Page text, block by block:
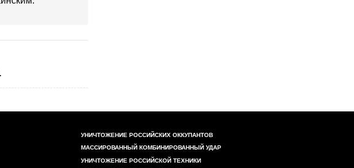
УНИЧТОЖЕНИЕ РОССИЙСКИХ ОККУПАНТОВ
МАССИРОВАННЫЙ КОМБИНИРОВАННЫЙ УДАР
УНИЧТОЖЕНИЕ РОССИЙСКОЙ ТЕХНИКИ